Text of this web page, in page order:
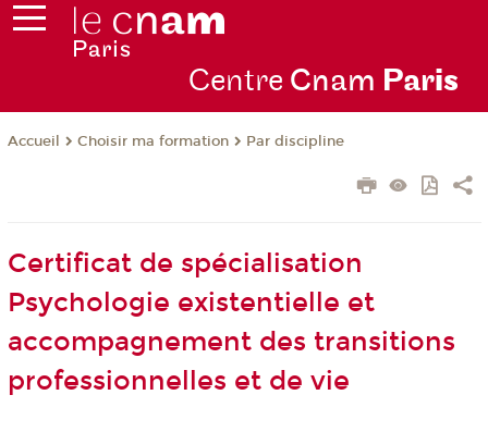
Centre Cnam Paris
Accueil Choisir ma formation Par discipline
Certificat de spécialisation
Psychologie existentielle et
accompagnement des transitions
professionnelles et de vie